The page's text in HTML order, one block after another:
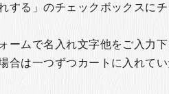
する」のチェックボックスに
ームで名入れ文字他をご入力下
合は一つずつカートに入れて